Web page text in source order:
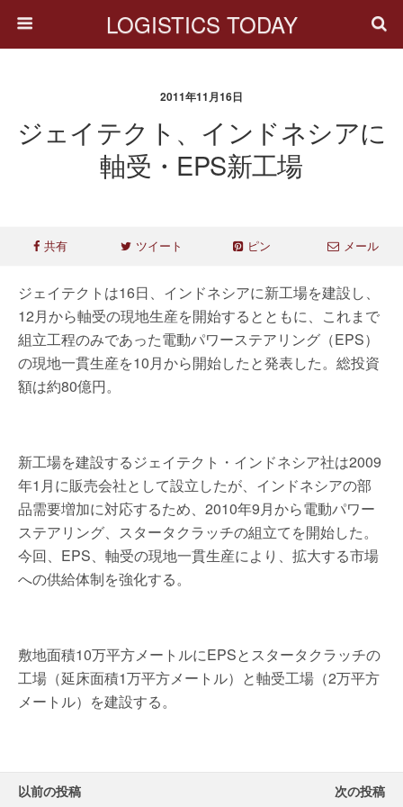
LOGISTICS TODAY
2011年11月16日
ジェイテクト、インドネシアに
軸受・EPS新工場
共有 ツイート ピン メール
ジェイテクトは16日、インドネシアに新工場を建設し、
12月から軸受の現地生産を開始するとともに、これまで
組立工程のみであった電動パワーステアリング（EPS）
の現地一貫生産を10月から開始したと発表した。総投資
額は約80億円。
新工場を建設するジェイテクト・インドネシア社は2009
年1月に販売会社として設立したが、インドネシアの部
品需要増加に対応するため、2010年9月から電動パワー
ステアリング、スタータクラッチの組立てを開始した。
今回、EPS、軸受の現地一貫生産により、拡大する市場
への供給体制を強化する。
敷地面積10万平方メートルにEPSとスタータクラッチの
工場（延床面積1万平方メートル）と軸受工場（2万平方
メートル）を建設する。
以前の投稿 次の投稿